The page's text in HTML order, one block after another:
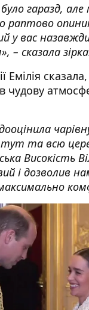
гаразд, але
раптово
у вас
– сказала
Емілія
чудову
тут та всю
Високість
і дозволив